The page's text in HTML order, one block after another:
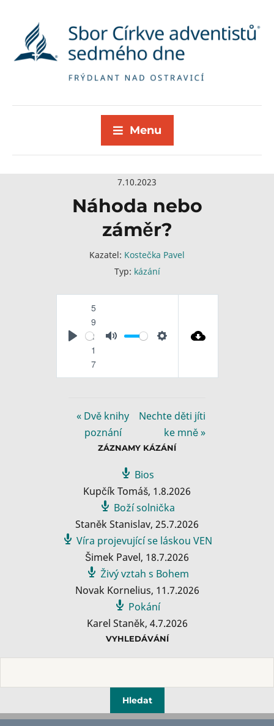
Menu
7.10.2023
Náhoda nebo
záměr?
Kazatel: Kostečka Pavel
Typ: kázání
P
5
9
:
1
7
M
S
n
g
s
« Dvě knihy
poznání
Nechte děti jíti
ke mně »
ZÁZNAMY KÁZÁNÍ
Bios
Kupčík Tomáš, 1.8.2026
Boží solnička
Staněk Stanislav, 25.7.2026
Víra projevující se láskou VEN
Šimek Pavel, 18.7.2026
Živý vztah s Bohem
Novak Kornelius, 11.7.2026
Pokání
Karel Staněk, 4.7.2026
VYHLEDÁVÁNÍ